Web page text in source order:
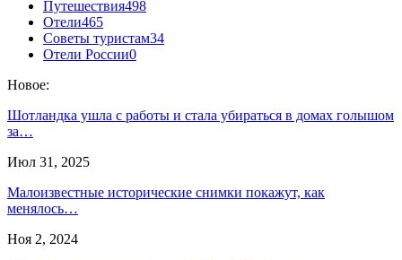
Путешествия498
Отели465
Советы туристам34
Отели России0
Новое:
Шотландка ушла с работы и стала убираться в домах голышом
за…
Июл 31, 2025
Малоизвестные исторические снимки покажут, как
менялось…
Ноя 2, 2024